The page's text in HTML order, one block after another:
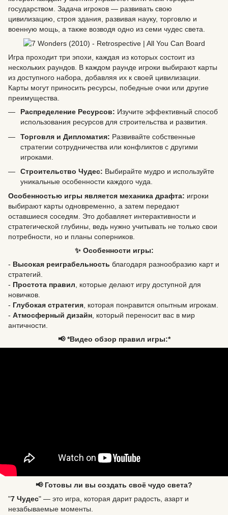
государством. Задача игроков — развивать свою
цивилизацию, строя здания, развивая науку, торговлю и
военную мощь, а также возводя одно из семи чудес света.
Игра проходит три эпохи, каждая из которых состоит из
нескольких раундов. В каждом раунде игроки выбирают карты
из доступного набора, добавляя их к своей цивилизации.
Карты могут приносить ресурсы, победные очки или другие
преимущества.
Распределение Ресурсов: Изучите эффективный способ
использования ресурсов для строительства и развития.
Торговля и Дипломатия: Развивайте собственные
стратегии сотрудничества или конфликтов с другими
игроками.
Строительство Чудес: Выбирайте мудро и используйте
уникальные особенности каждого чуда.
Особенностью игры является механика драфта: игроки
выбирают карты одновременно, а затем передают
оставшиеся соседям. Это добавляет интерактивности и
стратегической глубины, ведь нужно учитывать не только свои
потребности, но и планы соперников.
✨ Особенности игры:
- Высокая реиграбельность благодаря разнообразию карт и
стратегий.
- Простота правил, которые делают игру доступной для
новичков.
- Глубокая стратегия, которая понравится опытным игрокам.
- Атмосферный дизайн, который переносит вас в мир
античности.
📢 *Видео обзор правил игры:*
📢 Готовы ли вы создать своё чудо света?
"7 Чудес" — это игра, которая дарит радость, азарт и
незабываемые моменты.